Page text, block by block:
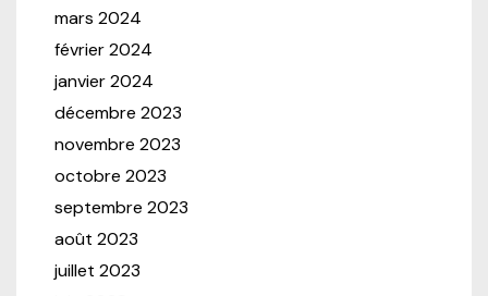
mars 2024
février 2024
janvier 2024
décembre 2023
novembre 2023
octobre 2023
septembre 2023
août 2023
juillet 2023